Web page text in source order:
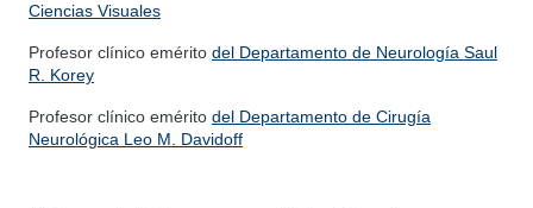
Ciencias Visuales
Profesor clínico emérito del Departamento de Neurología Saul
R. Korey
Profesor clínico emérito del Departamento de Cirugía
Neurológica Leo M. Davidoff